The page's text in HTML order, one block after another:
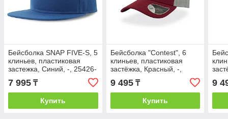
Бейсболка SNAP FIVE-S, 5
клиньев, пластиковая
застежка, Синий, -, 25426-
7 995 ₸
Купить
Бейсболка "Contest", 6
клиньев, пластиковая
застёжка, Красный, -,
25485.13
9 495₸
Купить
9